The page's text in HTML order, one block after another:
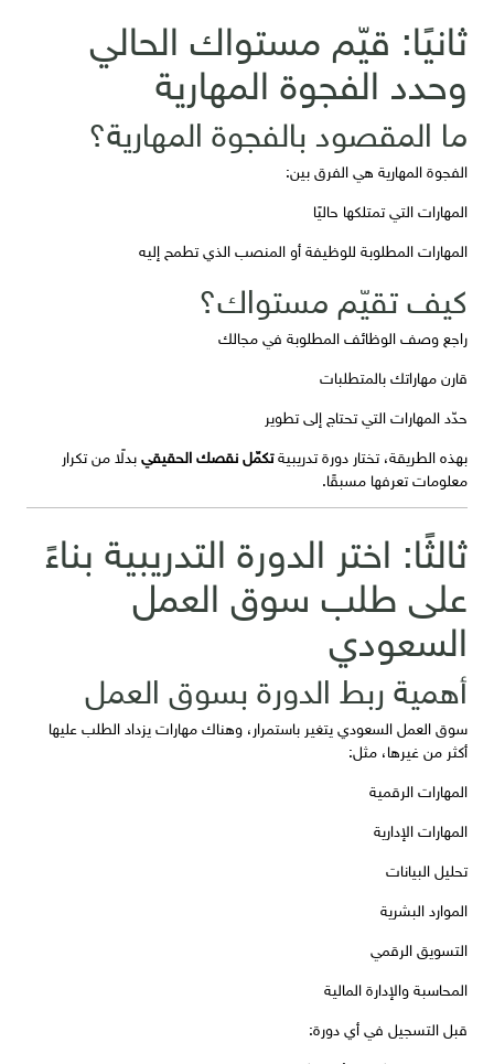
ثانيًا: قيّم مستواك الحالي
وحدد الفجوة المهارية
ما المقصود بالفجوة المهارية؟
الفجوة المهارية هي الفرق بين:
المهارات التي تمتلكها حاليًا
المهارات المطلوبة للوظيفة أو المنصب الذي تطمح إليه
كيف تقيّم مستواك؟
راجع وصف الوظائف المطلوبة في مجالك
قارن مهاراتك بالمتطلبات
حدّد المهارات التي تحتاج إلى تطوير
بهذه الطريقة، تختار دورة تدريبيةتكمّل نقصك الحقيقيبدلًا من تكرار
معلومات تعرفها مسبقًا.
ثالثًا: اختر الدورة التدريبية بناءً
على طلب سوق العمل
السعودي
أهمية ربط الدورة بسوق العمل
سوق العمل السعودي يتغير باستمرار، وهناك مهارات يزداد الطلب عليها
أكثر من غيرها، مثل:
المهارات الرقمية
المهارات الإدارية
تحليل البيانات
الموارد البشرية
التسويق الرقمي
المحاسبة والإدارة المالية
قبل التسجيل في أي دورة: